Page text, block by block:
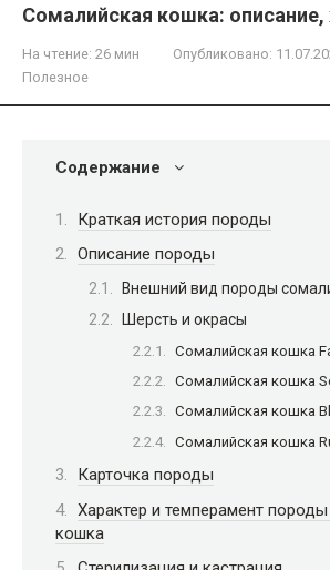
Сомалийская кошка: описание,
На чтение: 26 мин Опубликовано:
Полезное
Содержание
Краткая история породы
Описание породы
Внешний вид породы
Шерсть и окрасы
Сомалийская кошка
Сомалийская кошка
Сомалийская кошка
Сомалийская кошка
Карточка породы
Характер и темперамент
кошка